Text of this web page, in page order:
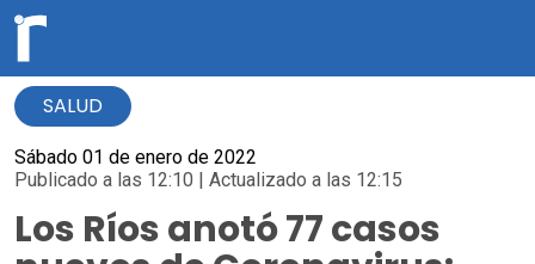
SALUD
Sábado 01 de enero de 2022
Publicado a las 12:10 | Actualizado a las 12:15
Los Ríos anotó 77 casos